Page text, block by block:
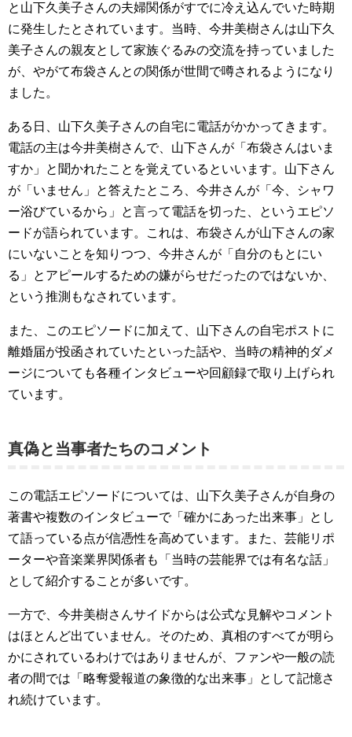
と山下久美子さんの夫婦関係がすでに冷え込んでいた時期
に発生したとされています。当時、今井美樹さんは山下久
美子さんの親友として家族ぐるみの交流を持っていました
が、やがて布袋さんとの関係が世間で噂されるようになり
ました。
ある日、山下久美子さんの自宅に電話がかかってきます。
電話の主は今井美樹さんで、山下さんが「布袋さんはいま
すか」と聞かれたことを覚えているといいます。山下さん
が「いません」と答えたところ、今井さんが「今、シャワ
ー浴びているから」と言って電話を切った、というエピソ
ードが語られています。これは、布袋さんが山下さんの家
にいないことを知りつつ、今井さんが「自分のもとにい
る」とアピールするための嫌がらせだったのではないか、
という推測もなされています。
また、このエピソードに加えて、山下さんの自宅ポストに
離婚届が投函されていたといった話や、当時の精神的ダメ
ージについても各種インタビューや回顧録で取り上げられ
ています。
真偽と当事者たちのコメント
この電話エピソードについては、山下久美子さんが自身の
著書や複数のインタビューで「確かにあった出来事」とし
て語っている点が信憑性を高めています。また、芸能リポ
ーターや音楽業界関係者も「当時の芸能界では有名な話」
として紹介することが多いです。
一方で、今井美樹さんサイドからは公式な見解やコメント
はほとんど出ていません。そのため、真相のすべてが明ら
かにされているわけではありませんが、ファンや一般の読
者の間では「略奪愛報道の象徴的な出来事」として記憶さ
れ続けています。